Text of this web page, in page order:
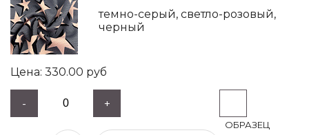
темно-серый, светло-розовый,
черный
330.00 руб
- +